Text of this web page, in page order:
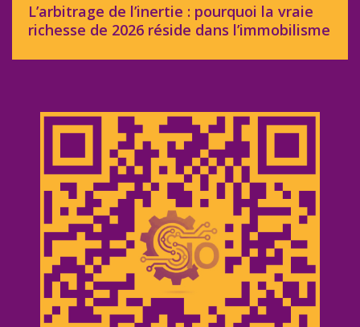
L’arbitrage de l’inertie : pourquoi la vraie
richesse de 2026 réside dans l’immobilisme